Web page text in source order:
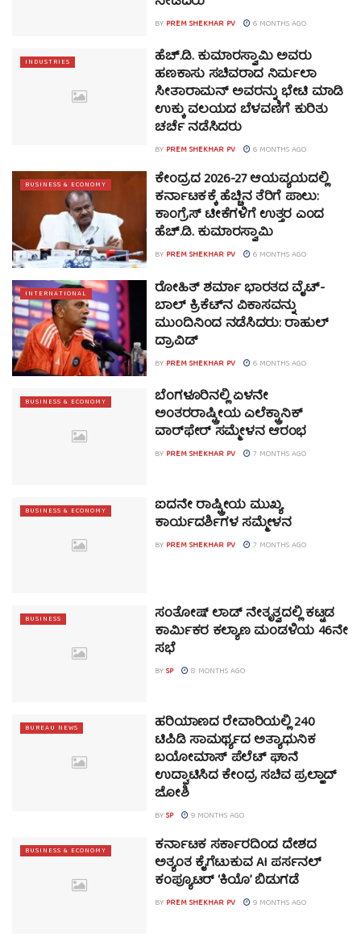
BY PREM SHEKHAR PV 6 MONTHS AGO
INDUSTRIES ಹೆಚ್.ಡಿ. ಕುಮಾರಸ್ವಾಮಿ ಅವರು
ಹಣಕಾಸು ಸಚಿವರಾದ ನಿರ್ಮಲಾ
ಸೀತಾರಾಮನ್ ಅವರನ್ನು ಭೇಟಿ ಮಾಡಿ
ಉಕ್ಕು ವಲಯದ ಬೆಳವಣಿಗೆ ಕುರಿತು
ಚರ್ಚೆ ನಡೆಸಿದರು
BY PREM SHEKHAR PV 6 MONTHS AGO
BUSINESS & ECONOMY ಕೇಂದ್ರದ 2026-27 ಆಯವ್ಯಯದಲ್ಲಿ
ಕರ್ನಾಟಕಕ್ಕೆ ಹೆಚ್ಚಿನ ತೆರಿಗೆ ಪಾಲು:
ಕಾಂಗ್ರೆಸ್ ಟೀಕೆಗಳಿಗೆ ಉತ್ತರ ಎಂದ
ಹೆಚ್.ಡಿ. ಕುಮಾರಸ್ವಾಮಿ
BY PREM SHEKHAR PV 6 MONTHS AGO
INTERNATIONAL ರೋಹಿತ್ ಶರ್ಮಾ ಭಾರತದ ವೈಟ್-
ಬಾಲ್ ಕ್ರಿಕೆಟ್‌ನ ವಿಕಾಸವನ್ನು
ಮುಂದಿನಿಂದ ನಡೆಸಿದರು: ರಾಹುಲ್
ದ್ರಾವಿಡ್
BY PREM SHEKHAR PV 6 MONTHS AGO
BUSINESS & ECONOMY ಬೆಂಗಳೂರಿನಲ್ಲಿ ಏಳನೇ
ಅಂತರರಾಷ್ಟ್ರೀಯ ಎಲೆಕ್ಟ್ರಾನಿಕ್
ವಾರ್‌ಫೇರ್ ಸಮ್ಮೇಳನ ಆರಂಭ
BY PREM SHEKHAR PV 7 MONTHS AGO
BUSINESS & ECONOMY ಐದನೇ ರಾಷ್ಟ್ರೀಯ ಮುಖ್ಯ
ಕಾರ್ಯದರ್ಶಿಗಳ ಸಮ್ಮೇಳನ
BY PREM SHEKHAR PV 7 MONTHS AGO
BUSINESS ಸಂತೋಷ್ ಲಾಡ್ ನೇತೃತ್ವದಲ್ಲಿ ಕಟ್ಟಡ
ಕಾರ್ಮಿಕರ ಕಲ್ಯಾಣ ಮಂಡಳಿಯ 46ನೇ
ಸಭೆ
BYSP 8 MONTHS AGO
BUREAU NEWS ಹರಿಯಾಣದ ರೇವಾರಿಯಲ್ಲಿ 240
ಟಿಪಿಡಿ ಸಾಮರ್ಥ್ಯದ ಅತ್ಯಾಧುನಿಕ
ಬಯೋಮಾಸ್ ಪೆಲೆಟ್ ಘಾನೆ
ಉದ್ಘಾಟಿಸಿದ ಕೇಂದ್ರ ಸಚಿವ ಪ್ರಲ್ಹಾದ್
ಜೋಶಿ
BYSP 9 MONTHS AGO
BUSINESS & ECONOMY ಕರ್ನಾಟಕ ಸರ್ಕಾರದಿಂದ ದೇಶದ
ಅತ್ಯಂತ ಕೈಗೆಟುಕುವ AI ಪರ್ಸನಲ್
ಕಂಪ್ಯೂಟರ್ ‘ಕಿಯೊ’ ಬಿಡುಗಡೆ
BY PREM SHEKHAR PV 9 MONTHS AGO